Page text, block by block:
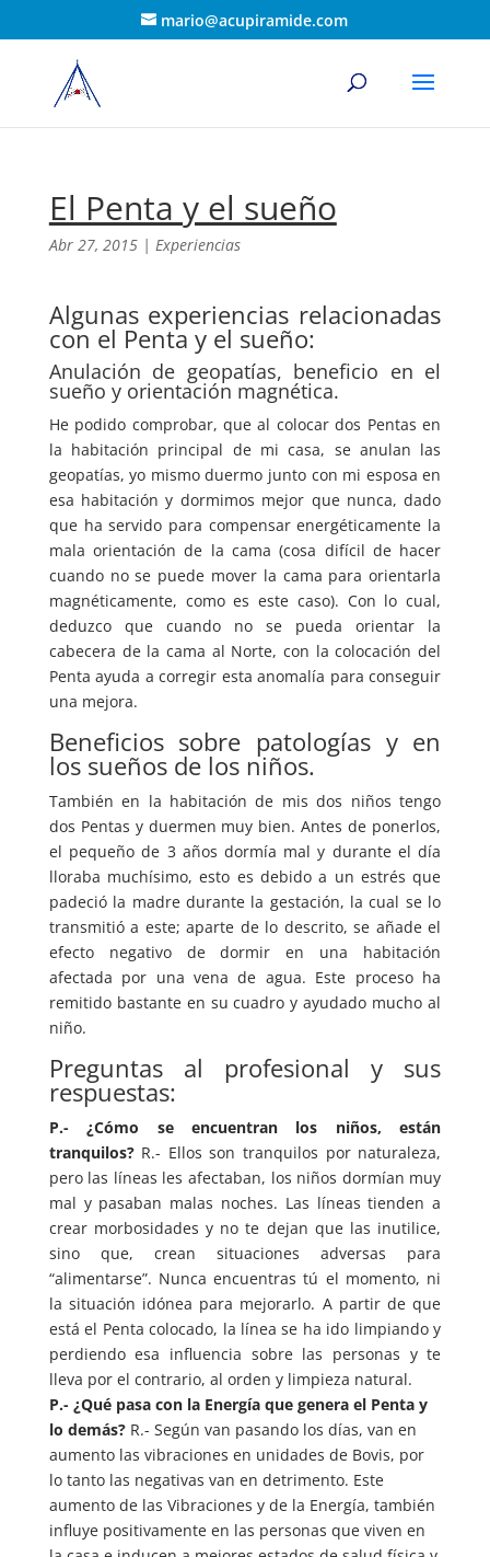
mario@acupiramide.com
El Penta y el sueño
Abr 27, 2015| Experiencias
Algunas experiencias relacionadas
con el Penta y el sueño:
Anulación de geopatías, beneficio en el
sueño y orientación magnética.
He podido comprobar, que al colocar dos Pentas en
la habitación principal de mi casa, se anulan las
geopatías, yo mismo duermo junto con mi esposa en
esa habitación y dormimos mejor que nunca, dado
que ha servido para compensar energéticamente la
mala orientación de la cama (cosa difícil de hacer
cuando no se puede mover la cama para orientarla
magnéticamente, como es este caso). Con lo cual,
deduzco que cuando no se pueda orientar la
cabecera de la cama al Norte, con la colocación del
Penta ayuda a corregir esta anomalía para conseguir
una mejora.
Beneficios sobre patologías y en
los sueños de los niños.
También en la habitación de mis dos niños tengo
dos Pentas y duermen muy bien. Antes de ponerlos,
el pequeño de 3 años dormía mal y durante el día
lloraba muchísimo, esto es debido a un estrés que
padeció la madre durante la gestación, la cual se lo
transmitió a este; aparte de lo descrito, se añade el
efecto negativo de dormir en una habitación
afectada por una vena de agua. Este proceso ha
remitido bastante en su cuadro y ayudado mucho al
niño.
Preguntas al profesional y sus
respuestas:
P.- ¿Cómo se encuentran los niños, están
tranquilos?R.- Ellos son tranquilos por naturaleza,
pero las líneas les afectaban, los niños dormían muy
mal y pasaban malas noches. Las líneas tienden a
crear morbosidades y no te dejan que las inutilice,
sino que, crean situaciones adversas para
“alimentarse”. Nunca encuentras tú el momento, ni
la situación idónea para mejorarlo. A partir de que
está el Penta colocado, la línea se ha ido limpiando y
perdiendo esa influencia sobre las personas y te
lleva por el contrario, al orden y limpieza natural.
P.- ¿Qué pasa con la Energía que genera el Penta y
lo demás?R.- Según van pasando los días, van en
aumento las vibraciones en unidades de Bovis, por
lo tanto las negativas van en detrimento. Este
aumento de las Vibraciones y de la Energía, también
influye positivamente en las personas que viven en